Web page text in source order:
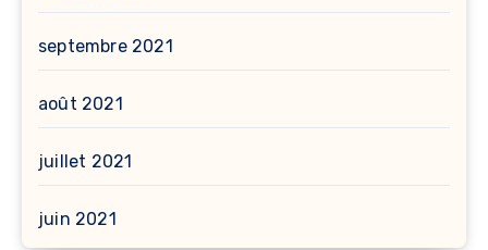
septembre 2021
août 2021
juillet 2021
juin 2021